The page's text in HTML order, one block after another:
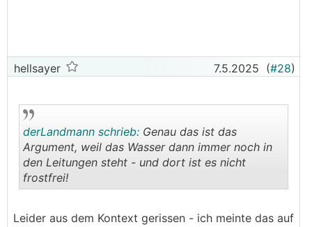
GKap
hellsayer 7.5.2025 (#28)
..
derLandmann schrieb: Genau das ist das
Argument, weil das Wasser dann immer noch in
den Leitungen steht - und dort ist es nicht
frostfrei!
Leider aus dem Kontext gerissen - ich meinte das auf